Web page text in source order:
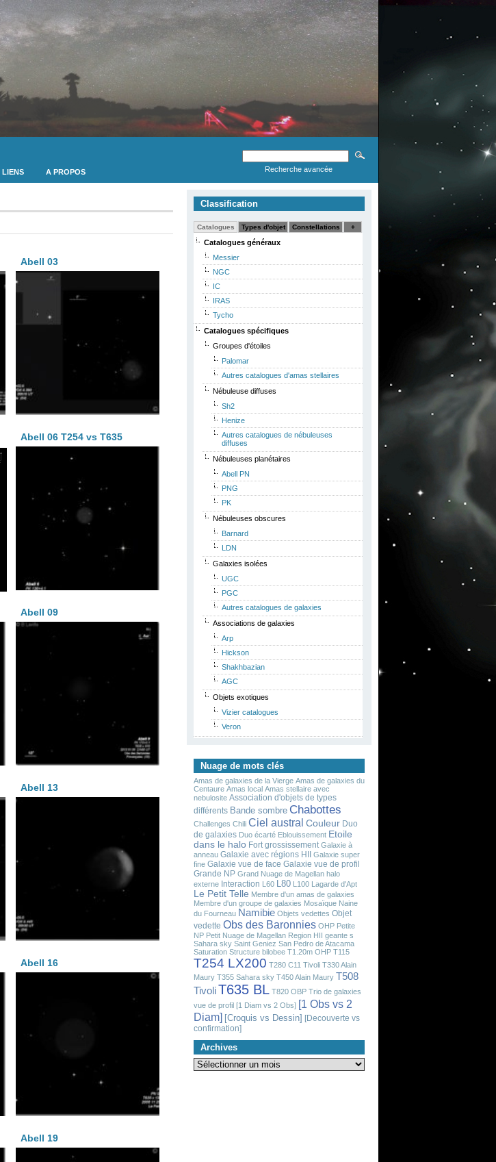
Recherche avancée
LIENS A PROPOS
Abell 03
Abell 06 T254 vs T635
Abell 09
Abell 13
Abell 16
Abell 19
Classification
Catalogues Types d'objet Constellations +
Catalogues généraux
Messier
NGC
IC
IRAS
Tycho
Catalogues spécifiques
Groupes d'étoiles
Palomar
Autres catalogues d'amas stellaires
Nébuleuse diffuses
Sh2
Henize
Autres catalogues de nébuleuses
diffuses
Nébuleuses planétaires
Abell PN
PNG
PK
Nébuleuses obscures
Barnard
LDN
Galaxies isolées
UGC
PGC
Autres catalogues de galaxies
Associations de galaxies
Arp
Hickson
Shakhbazian
AGC
Objets exotiques
Vizier catalogues
Veron
Nuage de mots clés
Amas de galaxies de la Vierge Amas de galaxies du
Centaure Amas local Amas stellaire avec
nebulosite Association d'objets de types
différents Bande sombre Chabottes
Challenges Chili Ciel austral Couleur Duo
de galaxies Duo écarté Eblouissement Etoile
dans le halo Fort grossissement Galaxie à
anneau Galaxie avec régions HII
Galaxie super
fine Galaxie vue de face Galaxie vue de profil
Grande NP Grand Nuage de Magellan halo
externe Interaction L60 L80 L100 Lagarde d'Apt
Le Petit Telle Membre d'un amas de galaxies
Membre d'un groupe de galaxies Mosaïque Naine
du Fourneau Namibie Objets vedettes Objet
vedette Obs des Baronnies OHP Petite
NP Petit Nuage de Magellan Region HII geante s
Sahara sky Saint Geniez San Pedro de Atacama
Saturation Structure bilobee T1.20m OHP T115
T254 LX200 T280 C11 Tivoli T330 Alain
Maury T355 Sahara sky T450 Alain Maury T508
TivoliT635 BL T820 OBP Trio de galaxies
vue de profil [1 Diam vs 2 Obs] [1 Obs vs 2
Diam] [Croquis vs Dessin] [Decouverte vs
confirmation]
Archives
Archives